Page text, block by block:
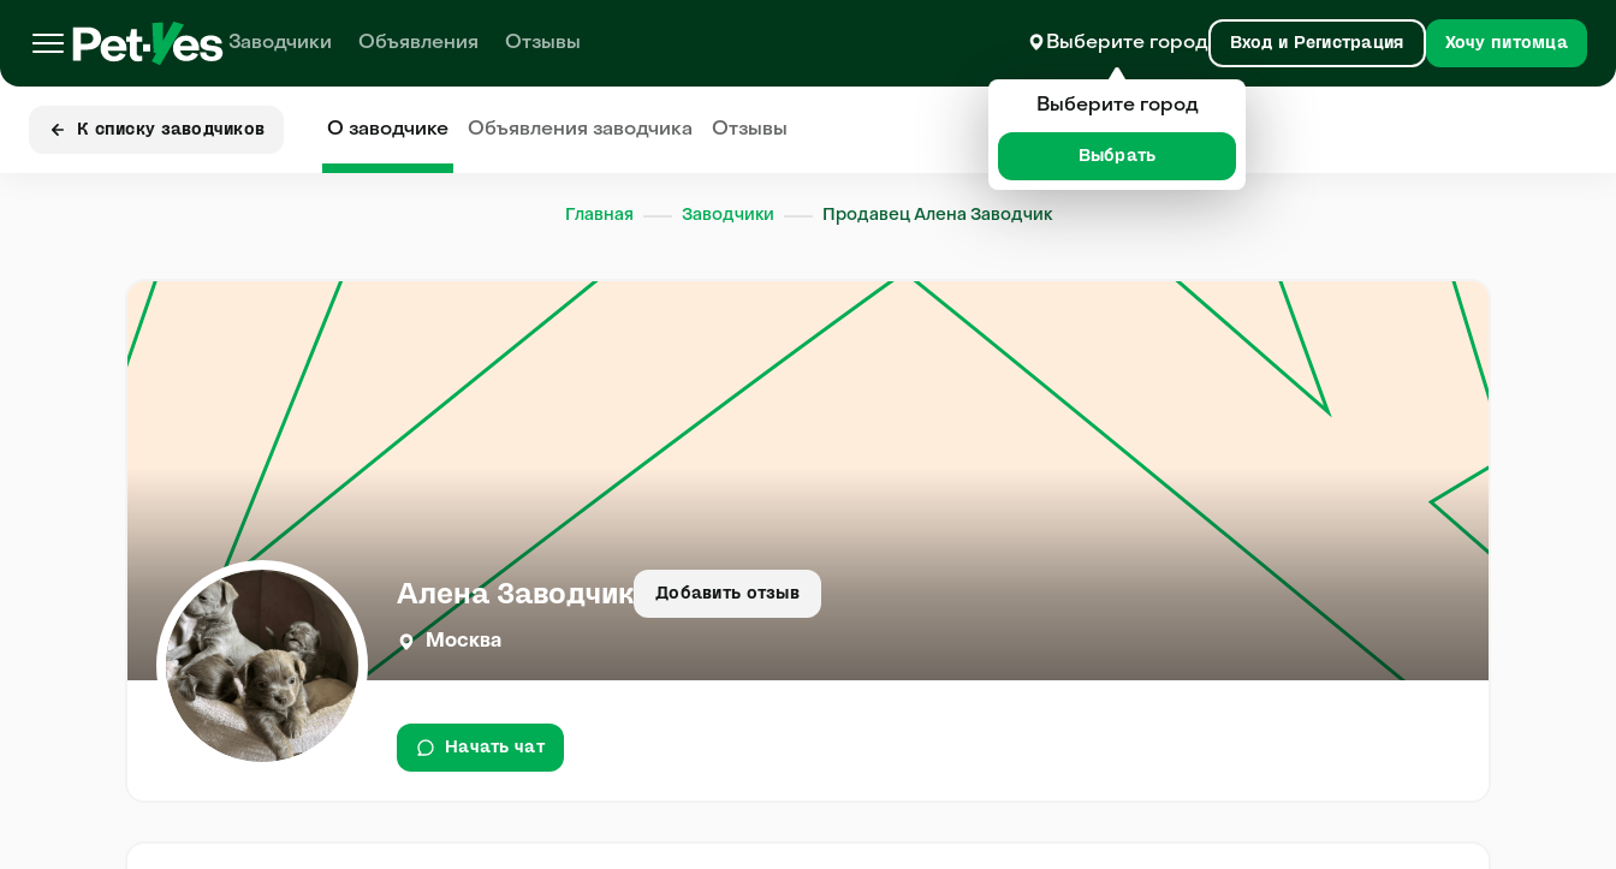
Заводчики Объявления Отзывы Выберите город Вход и Регистрация Хочу питомца
К списку заводчиков О заводчике Объявлениязаводчика Отзывы
Главная Заводчики Продавец Алена Заводчик
Алена Заводчик Добавить отзыв
Москва
Начать чат
Выберите город
Выбрать